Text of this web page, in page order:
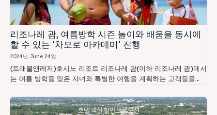
리조나레 괌, 여름방학 시즌 놀이와 배움을 동시에
할 수 있는 ‘차모로 아카데미’ 진행
2024년 June 24일
(트래블앤레저)호시노 리조트 리조나레 괌(이하 리조나레 괌)에서
는 여름 방학을 맞은 자녀와 특별한 여행을 계획하는 고객들을...